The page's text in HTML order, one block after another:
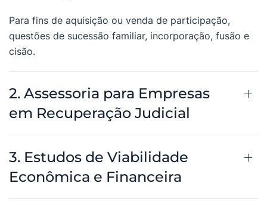
Para fins de aquisição ou venda de participação,
questões de sucessão familiar, incorporação, fusão e
cisão.
2. Assessoria para Empresas
em Recuperação Judicial
3. Estudos de Viabilidade
Econômica e Financeira